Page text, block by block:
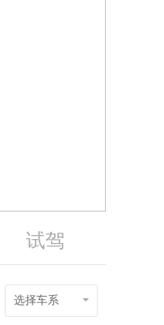
试驾
选择车系